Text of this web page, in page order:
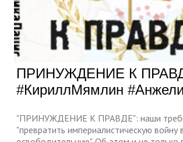
ПРИНУЖДЕНИЕ К
#КириллМямлин
"ПРИНУЖДЕНИЕ К ПРАВДЕ": наши
"превратить империалистическую войну